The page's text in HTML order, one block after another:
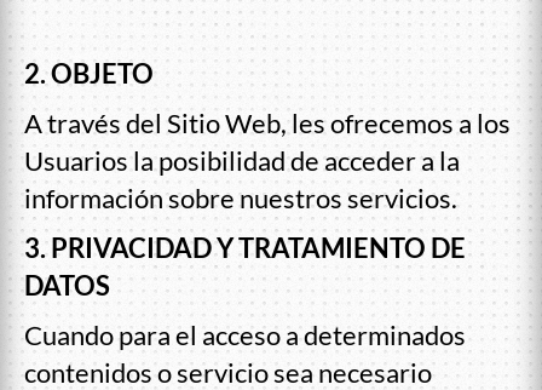
2. OBJETO
A través del Sitio Web, les ofrecemos a los
Usuarios la posibilidad de acceder a la
información sobre nuestros servicios.
3. PRIVACIDAD Y TRATAMIENTO DE
DATOS
Cuando para el acceso a determinados
contenidos o servicio sea necesario